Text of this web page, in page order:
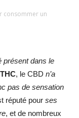
consommer un
présent dans le
THC, le CBD n’a
pas de sensation
réputé pour ses
, et de nombreux